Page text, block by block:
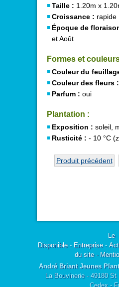
Taille : 1.20m x
Croissance : rapide
Époque de
et Août
Formes et
Couleur du
Couleur des fleurs :
Parfum : oui
Plantation :
Exposition : soleil,
Rusticité : - 10 °C
Produit précédent
Le
Disponible- Entreprise-
du site-
André Briant Jeunes
La Bouvinerie - 49180
Cedex -